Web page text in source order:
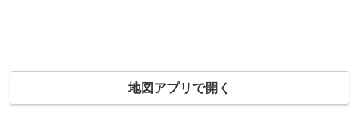
地図アプリで開く